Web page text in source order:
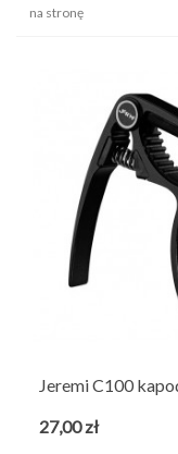
na stronę
Jeremi C100
27,00 zł